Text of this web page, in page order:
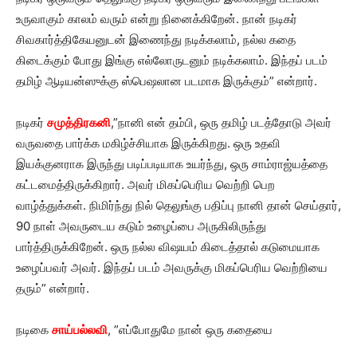
உருவாகும் காலம் வரும் என்று நினைக்கிறேன். நான் நடிகர்
சிவகார்த்திகேயனுடன் இணைந்து நடிக்கலாம், நல்ல கதை
கிடைக்கும் போது இங்கு எல்லோருடனும் நடிக்கலாம். இந்தப் படம்
தமிழ் ஆடியன்ஸுக்கு ஸ்பெஷலான படமாக இருக்கும்” என்றார்.
நடிகர் சமுத்திரகனி,”நானி என் தம்பி, ஒரு தமிழ் படத்தோடு அவர்
வருவதை பார்க்க மகிழ்ச்சியாக இருக்கிறது. ஒரு உதவி
இயக்குனராக இருந்து படிப்படியாக உயர்ந்து, ஒரு சாம்ராஜ்யத்தை
கட்டமைத்திருக்கிறார். அவர் மிகப்பெரிய வெற்றி பெற
வாழ்த்துக்கள். நிமிர்ந்து நில் தெலுங்கு பதிப்பு நானி தான் செய்தார்,
90 நாள் அவருடைய கடும் உழைப்பை அருகிலிருந்து
பார்த்திருக்கிறேன். ஒரு நல்ல விஷயம் கிடைத்தால் கடுமையாக
உழைப்பவர் அவர். இந்தப் படம் அவருக்கு மிகப்பெரிய வெற்றியை
தரும்” என்றார்.
நடிகை சாய்பல்லவி, ”எப்போதுமே நான் ஒரு கதையை